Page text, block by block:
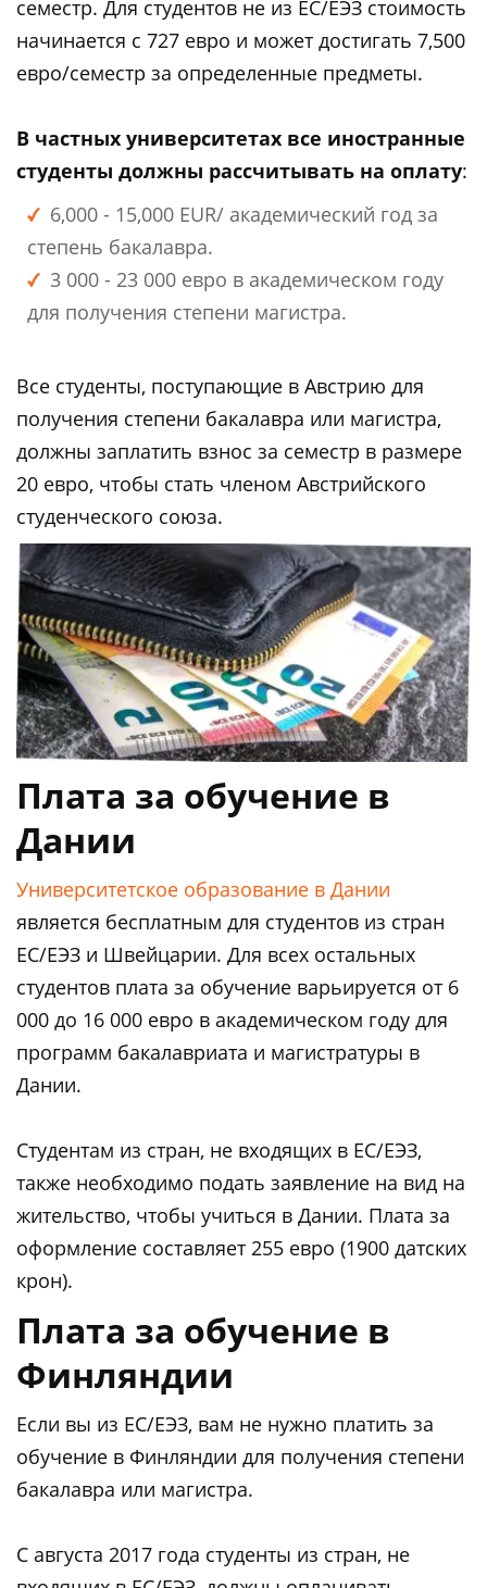
семестр. Для студентов не из ЕС/ЕЭЗ стоимость
начинается с 727 евро и может достигать 7,500
евро/семестр за определенные предметы.
В частных университетах все иностранные
студенты должны рассчитывать на оплату:
6,000 - 15,000 EUR/ академический год за
степень бакалавра.
3 000 - 23 000 евро в академическом году
для получения степени магистра.
Все студенты, поступающие в Австрию для
получения степени бакалавра или магистра,
должны заплатить взнос за семестр в размере
20 евро, чтобы стать членом Австрийского
студенческого союза.
Плата за обучение в
Дании
Университетское образование в Дании
является бесплатным для студентов из стран
ЕС/ЕЭЗ и Швейцарии. Для всех остальных
студентов плата за обучение варьируется от 6
000 до 16 000 евро в академическом году для
программ бакалавриата и магистратуры в
Дании.
Студентам из стран, не входящих в ЕС/ЕЭЗ,
также необходимо подать заявление на вид на
жительство, чтобы учиться в Дании. Плата за
оформление составляет 255 евро (1900 датских
крон).
Плата за обучение в
Финляндии
Если вы из ЕС/ЕЭЗ, вам не нужно платить за
обучение в Финляндии для получения степени
бакалавра или магистра.
С августа 2017 года студенты из стран, не